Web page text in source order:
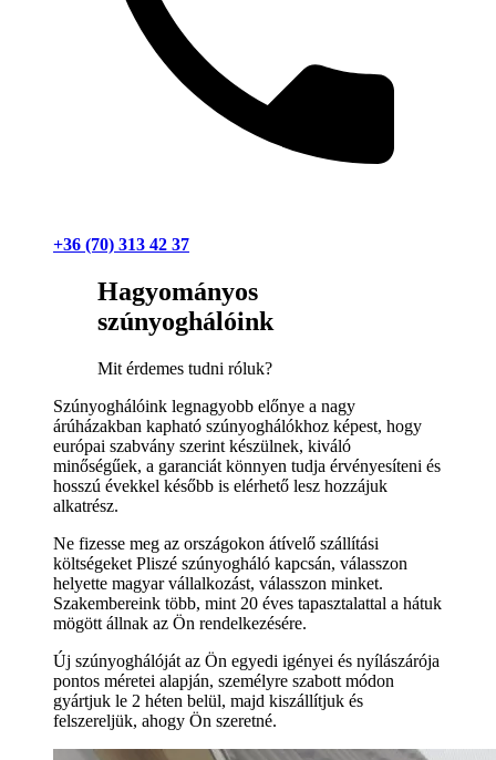
+36 (70) 313 42 37
Hagyományos
szúnyoghálóink
Mit érdemes tudni róluk?
Szúnyoghálóink legnagyobb előnye a nagy
árúházakban kapható szúnyoghálókhoz képest, hogy
európai szabvány szerint készülnek, kiváló
minőségűek, a garanciát könnyen tudja érvényesíteni és
hosszú évekkel később is elérhető lesz hozzájuk
alkatrész.
Ne fizesse meg az országokon átívelő szállítási
költségeket Pliszé szúnyogháló kapcsán, válasszon
helyette magyar vállalkozást, válasszon minket.
Szakembereink több, mint 20 éves tapasztalattal a hátuk
mögött állnak az Ön rendelkezésére.
Új szúnyoghálóját az Ön egyedi igényei és nyílászárója
pontos méretei alapján, személyre szabott módon
gyártjuk le 2 héten belül, majd kiszállítjuk és
felszereljük, ahogy Ön szeretné.